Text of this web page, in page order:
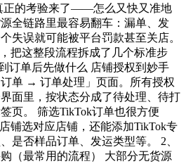
正的考验来了——怎么又快又准地
全链路里最容易翻车：漏单、发
失误就可能被平台罚款甚至关店。
把这整段流程拆成了几个标准步
订单后先做什么 店铺授权到妙手
单 → 订单处理」页面。所有授权
面里，按状态分成了待处理、待打
页。 筛选TikTok订单也很方便
铺选对应店铺，还能添加TikTok专
是否样品订单、发运类型等。 2、
（最常用的流程） 大部分无货源